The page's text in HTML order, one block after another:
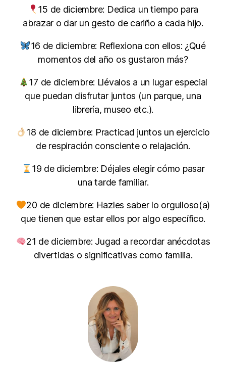
15 de diciembre: Dedica un tiempo para
abrazar o dar un gesto de cariño a cada hijo.
16 de diciembre: Reflexiona con ellos: ¿Qué
momentos del año os gustaron más?
17 de diciembre: Llévalos a un lugar especial
que puedan disfrutar juntos (un parque, una
librería, museo etc.).
18 de diciembre: Practicad juntos un ejercicio
de respiración consciente o relajación.
19 de diciembre: Déjales elegir cómo pasar
una tarde familiar.
20 de diciembre: Hazles saber lo orgulloso(a)
que tienen que estar ellos por algo específico.
21 de diciembre: Jugad a recordar anécdotas
divertidas o significativas como familia.